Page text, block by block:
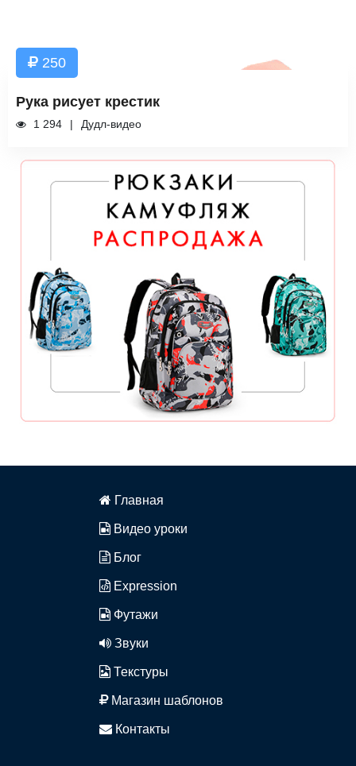
250
Рука рисует крестик
1 294 Дудл-видео
Главная
Видео уроки
Блог
Expression
Футажи
Звуки
Текстуры
Магазин шаблонов
Контакты